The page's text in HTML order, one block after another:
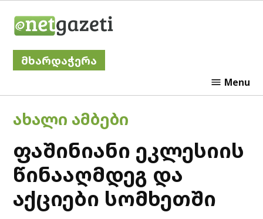
მხარდაჭერა
Menu
POSTED
ᲐᲮᲐᲚᲘ ᲐᲛᲑᲔᲑᲘ
ფაშინიანი ეკლესიის
წინააღმდეგ და
აქციები სომხეთში